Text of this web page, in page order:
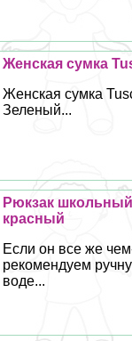
Женская сумка
Женская сумка
Зеленый...
Рюкзак
красный
Если он все же
рекомендуем
воде...